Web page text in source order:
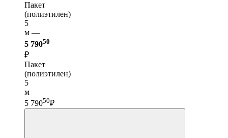
Пакет
(полиэтилен)
5
м —
5 79050
₽
Пакет
(полиэтилен)
5
м
5 79050₽